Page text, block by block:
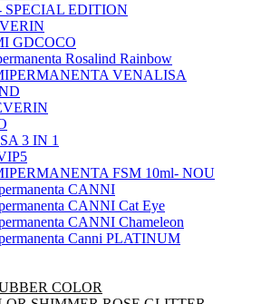
SPECIAL EDITION
GDCOCO
Rosalind Rainbow
VENALISA
3 IN 1
FSM 10ml- NOU
CANNI
CANNI Cat Eye
CANNI Chameleon
Canni PLATINUM
COLOR